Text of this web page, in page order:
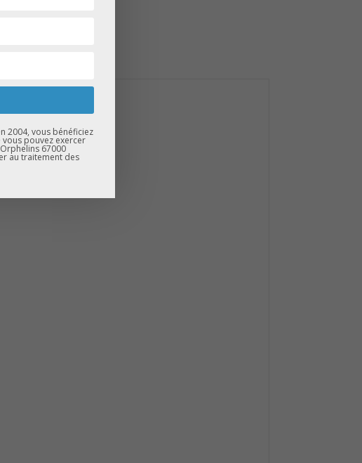
2004, vous bénéficiez
vous pouvez exercer
67000
au traitement des